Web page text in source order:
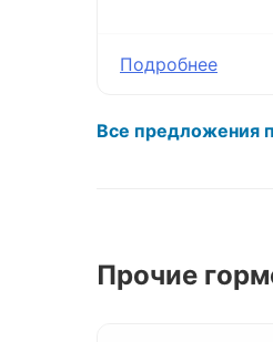
Подробнее
Все предложения
Прочие